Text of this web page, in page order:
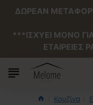
ΔΩΡΕΑΝ
***ΙΣΧΥΕΙ MONO
ΕΤΑΙΡΕΙΕΣ
Κουζίνα